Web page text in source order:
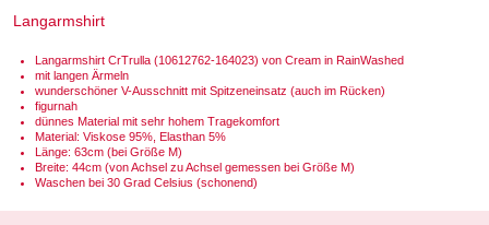
Langarmshirt
Langarmshirt CrTrulla (10612762-164023) von Cream in RainWashed
mit langen Ärmeln
wunderschöner V-Ausschnitt mit Spitzeneinsatz (auch im Rücken)
figurnah
dünnes Material mit sehr hohem Tragekomfort
Material: Viskose 95%, Elasthan 5%
Länge: 63cm (bei Größe M)
Breite: 44cm (von Achsel zu Achsel gemessen bei Größe M)
Waschen bei 30 Grad Celsius (schonend)